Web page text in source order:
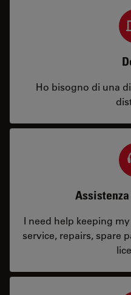
Ho bisogno di una
I need help keeping
service, repairs, spare